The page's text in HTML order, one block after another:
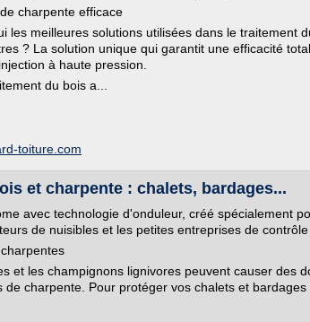
charpente efficace
les meilleures solutions utilisées dans le traitement
? La solution unique qui garantit une efficacité
à haute pression.
du bois a...
toiture.com
et charpente : chalets, bardages...
avec technologie d'onduleur, créé spécialement
de nuisibles et les petites entreprises de
et les champignons lignivores peuvent causer des
de charpente. Pour protéger vos chalets et bardages